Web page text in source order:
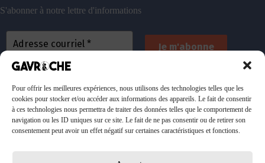
Pour offrir les meilleures expériences, nous utilisons des technologies telles que les
cookies pour stocker et/ou accéder aux informations des appareils. Le fait de consentir
à ces technologies nous permettra de traiter des données telles que le comportement de
navigation ou les ID uniques sur ce site. Le fait de ne pas consentir ou de retirer son
consentement peut avoir un effet négatif sur certaines caractéristiques et fonctions.
S'abonner à notre lettre d'informations
emails. Vous pouvez vous désinscrire à tout
moment. Consulteznotre politique de confidentialité
pour plus d’informations.